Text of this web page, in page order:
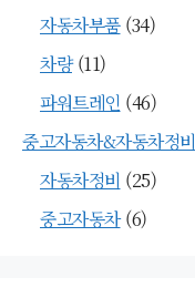
자동차부품(34)
차량(11)
파워트레인 (46)
중고자동차&자동차정비
자동차정비 (25)
중고자동차(6)